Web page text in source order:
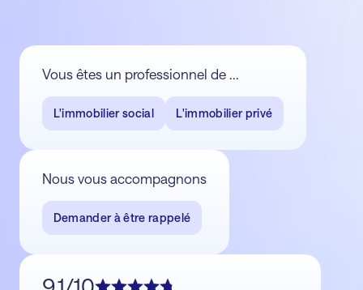
Vous êtes un professionnel de ...
L'immobilier social L'immobilier privé
Nous vous accompagnons
Demander à être rappelé